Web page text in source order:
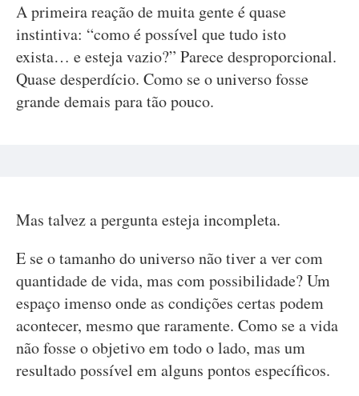
A primeira reação de muita gente é quase
instintiva: “como é possível que tudo isto
exista… e esteja vazio?” Parece desproporcional.
Quase desperdício. Como se o universo fosse
grande demais para tão pouco.
Mas talvez a pergunta esteja incompleta.
E se o tamanho do universo não tiver a ver com
quantidade de vida, mas com possibilidade? Um
espaço imenso onde as condições certas podem
acontecer, mesmo que raramente. Como se a vida
não fosse o objetivo em todo o lado, mas um
resultado possível em alguns pontos específicos.